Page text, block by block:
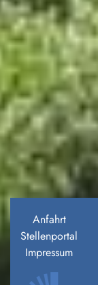
Anfahrt
Stellenportal
Impressum